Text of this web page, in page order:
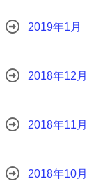
2019年1月
2018年12月
2018年11月
2018年10月